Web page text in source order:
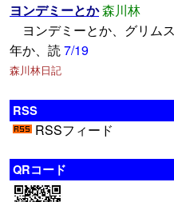
ヨンデミーとか森川林
ヨンデミーとか、グリム
年か、読7/19
森川林日記
RSS
RSSフィード
QRコード